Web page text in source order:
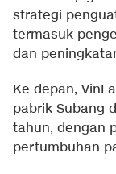
strategi
termasuk
dan
Ke depan,
pabrik Subang
tahun, dengan
pertumbuhan